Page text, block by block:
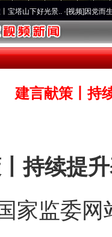
光景..·[视频]因党而生 为党而
建言献策丨持
续提升
监委网